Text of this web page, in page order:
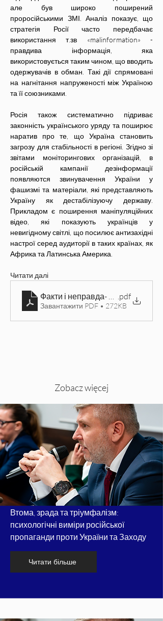
але був широко поширений
проросійськими ЗМІ. Аналіз показує, що
стратегія Росії часто передбачає
використання т.зв «malinformation» -
правдива інформація, яка
використовується таким чином, що вводить
одержувачів в обман. Такі дії спрямовані
на нагнітання напруженості між Україною
та її союзниками.
Росія також систематично підриває
законність українського уряду та поширює
наратив про те, що Україна становить
загрозу для стабільності в регіоні. Згідно зі
звітами моніторингових організацій, в
російській кампанії дезінформації
появляются звинувачення України у
фашизмі та матеріали, які представляють
Україну як дестабілізуючу державу.
Прикладом є поширення маніпуляційних
відео, які показують українців у
невигідному світлі, що посилює антизахідні
настрої серед аудиторії в таких країнах, як
Африка та Латинська Америка.
Читати далі
Факти і неправда- роль ЗМІ та
.pdf
Завантажити PDF • 272KB
Zobacz więcej
Втома, зрада та тріумфалізм:
психологічні виміри російської
пропаганди проти України та Заходу
Читати більше